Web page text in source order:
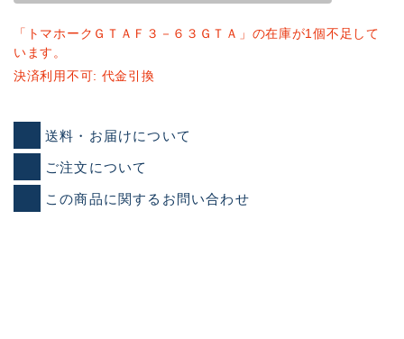
「トマホークＧＴＡＦ３－６３ＧＴＡ」の在庫が1個不足して
います。
決済利用不可: 代金引換
送料・お届けについて
ご注文について
この商品に関するお問い合わせ